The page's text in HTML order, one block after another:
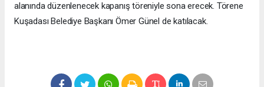
alanında düzenlenecek kapanış töreniyle sona erecek. Törene
Kuşadası Belediye Başkanı Ömer Günel de katılacak.